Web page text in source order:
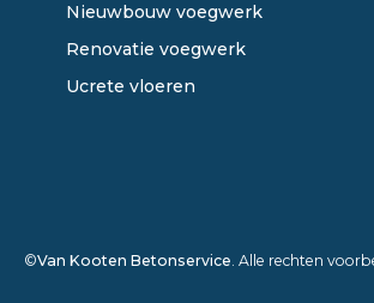
Nieuwbouw voegwerk
Renovatie voegwerk
Ucrete vloeren
©Van Kooten Betonservice . Alle rechten